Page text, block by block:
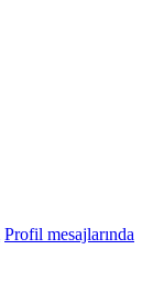
Profil mesajlarında